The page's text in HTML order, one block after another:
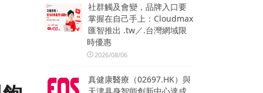
社群觸及會變，品牌入口要
掌握在自己手上：Cloudmax
匯智推出 .tw／.台灣網域限
時優惠
2026/08/06
真健康醫療（02697.HK）與